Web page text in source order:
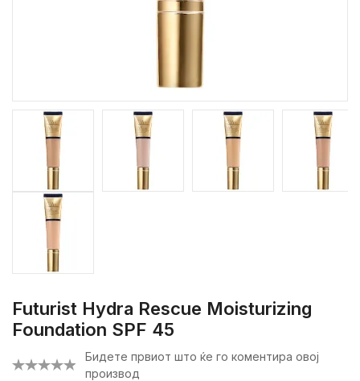
Futurist Hydra Rescue Moisturizing
Foundation SPF 45
Бидете првиот што ќе го коментира овој
производ